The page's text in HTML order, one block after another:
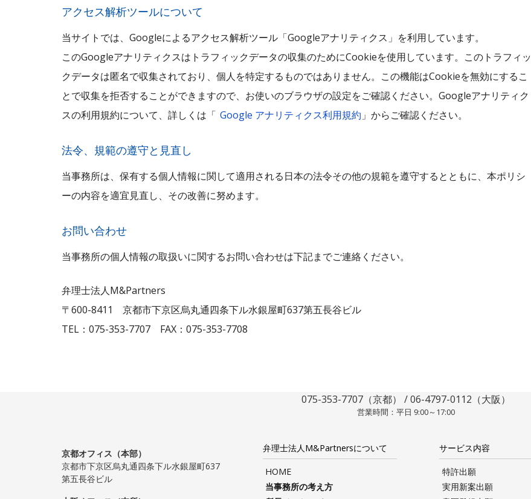
アクセス解析ツールについて
当サイトでは、Googleによるアクセス解析ツール「Googleアナリティクス」を利用しています。
このGoogleアナリティクスはトラフィックデータの収集のためにCookieを使用しています。このトラフィッ
クデータは匿名で収集されており、個人を特定するものではありません。この機能はCookieを無効にするこ
とで収集を拒否することができますので、お使いのブラウザの設定をご確認ください。Googleアナリティク
スの利用規約について、詳しくは「 Google アナリティクス利用規約 」からご確認ください。
法令、規範の遵守と見直し
当事務所は、保有する個人情報に関して適用される日本の法令その他の規範を遵守するとともに、本ポリシ
ーの内容を適宜見直し、その改善に努めます。
お問い合わせ
当事務所の個人情報の取扱いに関するお問い合わせは下記までご連絡ください。
弁理士法人M&Partners
〒600-8411 京都市下京区烏丸通四条下ル水銀屋町637第五長谷ビル
TEL：075-353-7707 FAX：075-353-7708
075-353-7707（京都） / 06-4797-0112（大阪）
営業時間：平日 9:00～17:00
京都オフィス（本部）
京都市下京区烏丸通四条下ル水銀屋町637
第五長谷ビル
弁理士法人M&Partnersについて
HOME
当事務所の考え方
サービス内容
特許出願
実用新案出願